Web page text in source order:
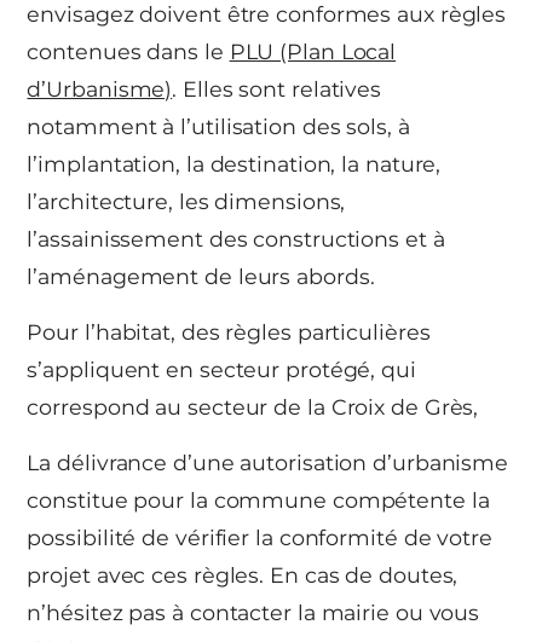
envisagez doivent être conformes aux règles
contenues dans le PLU (Plan Local
d’Urbanisme). Elles sont relatives
notamment à l’utilisation des sols, à
l’implantation, la destination, la nature,
l’architecture, les dimensions,
l’assainissement des constructions et à
l’aménagement de leurs abords.
Pour l’habitat, des règles particulières
s’appliquent en secteur protégé, qui
correspond au secteur de la Croix de Grès,
La délivrance d’une autorisation d’urbanisme
constitue pour la commune compétente la
possibilité de vérifier la conformité de votre
projet avec ces règles. En cas de doutes,
n’hésitez pas à contacter la mairie ou vous